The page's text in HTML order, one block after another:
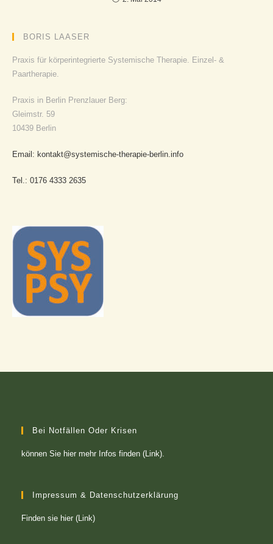
BORIS LAASER
Praxis für körperintegrierte Systemische Therapie. Einzel- &
Paartherapie.
Praxis in Berlin Prenzlauer Berg:
Gleimstr. 59
10439 Berlin
Email: kontakt@systemische-therapie-berlin.info
Tel.: 0176 4333 2635
Bei Notfällen Oder Krisen
können Sie hier mehr Infos finden (Link).
Impressum & Datenschutzerklärung
Finden sie hier (Link)